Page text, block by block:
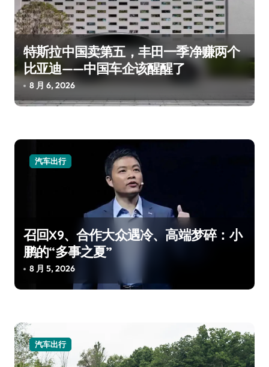
特斯拉中国卖第五，丰田一季净赚两个
比亚迪——中国车企该醒醒了
8 月 6, 2026
汽车出行
召回X9、合作大众遇冷、高端梦碎：小
鹏的“多事之夏”
8 月 5, 2026
汽车出行